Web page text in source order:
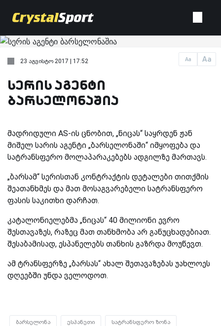
Aa Aa
23 აგვისტო 2017 | 17:52
სერის აგენტი
ბარსელონაშია
მადრიდული AS-ის ცნობით, „ნიცას“ საყრდენ ჟან
მიშელ სარის აგენტი „ბარსელონაში“ იმყოფება და
სატრანსფერო მოლაპარაკებებს ადგილზე მართავს.
„ბარსამ“ სერისთან კონტრაქტის დეტალები თითქმის
შეათანხმეს და მათ მოსაგვარებელი სატრანსფერო
ფასის საკითხი დარჩათ.
კატალონიელებმა „ნიცას“ 40 მილიონი ევრო
შესთავაზეს, რაზეც მათ თანხმობა არ განუცხადებიათ.
შესაბამისად, ესპანელებს თანხის გაზრდა მოუწევთ.
ამ ტრანსფერზე „ბარსას“ ახალ შეთავაზებას უახლოეს
დღეებში უნდა ველოდოთ.
ბარსელონა ესპანეთი სატრანსფერო ზონა